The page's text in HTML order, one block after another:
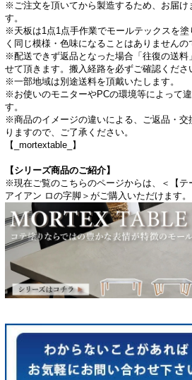
※ご注文を頂いてから製造するため、お届け
す。
※天板は1点1点手作業でモールテックスを
く同じ模様・色味になることはありませんの
※配送できず返品となった場合「往復の送料
せて頂きます。搬入経路を必ずご確認くださ
※一部地域は別途送料を頂戴いたします。
※お使いのモニターやPCの環境等によって
す。
※商品のイメージの違いによる、ご返品・交
りますので、ご了承ください。
【_mortextable_】
【シリーズ商品のご紹介】
※現在ご覧のこちらのページからは、＜【テ
アイアン ロの字脚＞がご購入いただけます。